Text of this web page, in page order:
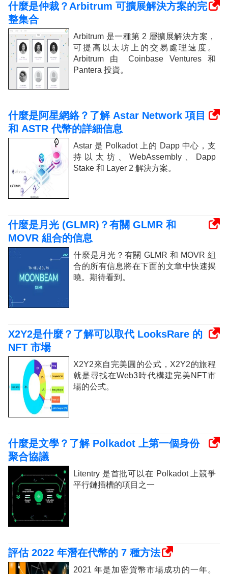
什麼是仲裁？Arbitrum 可擴展解決方案的完
整集合
Arbitrum 是一種第 2 層擴展解決方案，
可提高以太坊上的交易處理速度。
Arbitrum 由 Coinbase Ventures 和
Pantera 投資。
什麼是阿星網絡？了解 Astar Network 項目
和 ASTR 代幣的詳細信息
Astar 是 Polkadot 上的 Dapp 中心，支
持以太坊、WebAssembly、Dapp
Stake 和 Layer 2 解決方案。
什麼是月光 (GLMR)？有關 GLMR 和
MOVR 組合的信息
什麼是月光？有關 GLMR 和 MOVR 組
合的所有信息將在下面的文章中快速揭
曉。期待看到。
X2Y2是什麼？了解可以取代 LooksRare 的
NFT 市場
X2Y2來自完美圓的公式，X2Y2的旅程
就是尋找在Web3時代構建完美NFT市
場的公式。
什麼是文學？了解 Polkadot 上第一個身份
聚合協議
Litentry 是首批可以在 Polkadot 上競爭
平行鏈插槽的項目之一
評估 2022 年潛在代幣的 7 種方法
2021 年是加密貨幣市場成功的一年。